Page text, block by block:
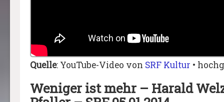
Quelle: YouTube-Video von SRF Kultur •
Weniger ist mehr – Harald